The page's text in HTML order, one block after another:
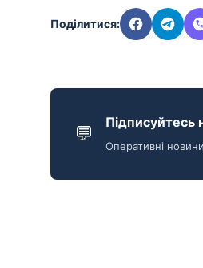
Поділитися:
💬 Підписуйтесь
Оперативні